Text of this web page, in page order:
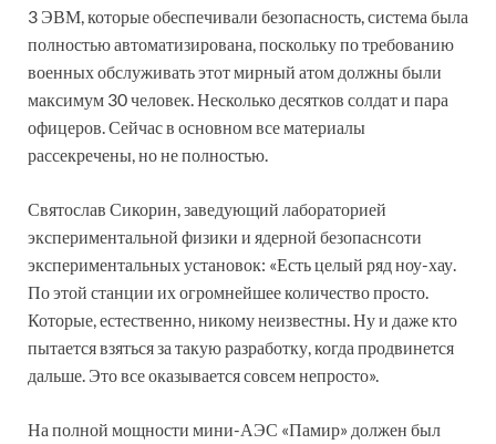
3 ЭВМ, которые обеспечивали безопасность, система была
полностью автоматизирована, поскольку по требованию
военных обслуживать этот мирный атом должны были
максимум 30 человек. Несколько десятков солдат и пара
офицеров. Сейчас в основном все материалы
рассекречены, но не полностью.
Святослав Сикорин, заведующий лабораторией
экспериментальной физики и ядерной безопаснсоти
экспериментальных установок: «Есть целый ряд ноу-хау.
По этой станции их огромнейшее количество просто.
Которые, естественно, никому неизвестны. Ну и даже кто
пытается взяться за такую разработку, когда продвинется
дальше. Это все оказывается совсем непросто».
На полной мощности мини-АЭС «Памир» должен был